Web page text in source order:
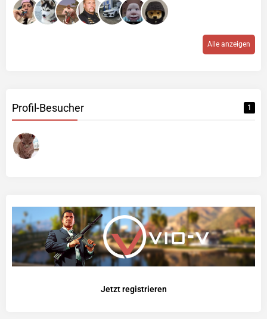
Alle anzeigen
Profil-Besucher 1
Jetzt registrieren